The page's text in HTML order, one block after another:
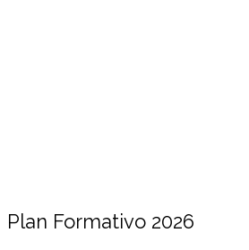
Plan Formativo 2026